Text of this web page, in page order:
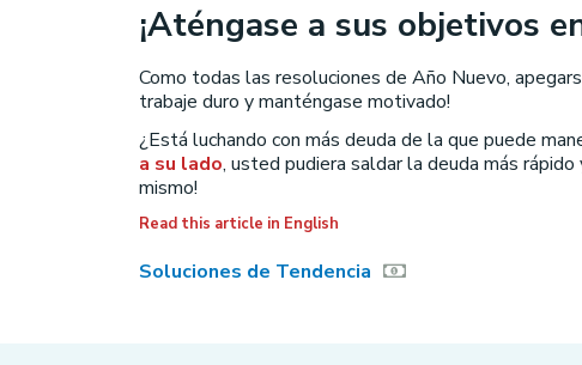
¡Aténgase a sus objetivos
Como todas las resoluciones de Año Nuevo,
trabaje duro y manténgase motivado!
¿Está luchando con más deuda de la que puede
a su lado, usted pudiera saldar la deuda más
mismo!
Read this article in English
Soluciones de Tendencia